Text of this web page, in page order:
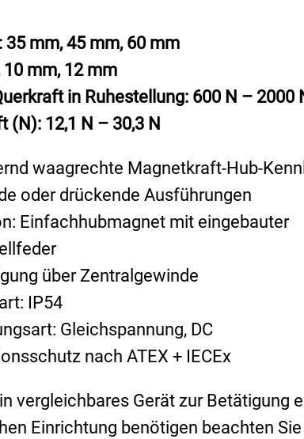
35 mm, 45 mm, 60 mm
10 mm, 12 mm
in Ruhestellung: 600 N – 2000
(N): 12,1 N – 30,3 N
waagrechte Magnetkraft-Hub-
oder drückende Ausführungen
Einfachhubmagnet mit eingebauter
über Zentralgewinde
IP54
Gleichspannung, DC
nach ATEX + IECEx
vergleichbares Gerät zur Betätigung
Einrichtung benötigen beachten